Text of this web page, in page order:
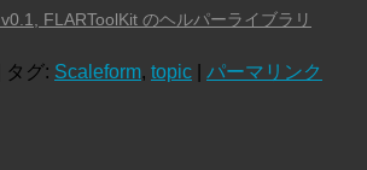
FLARToolKit のヘルパーライブラリ
| タグ: Scaleform, topic パーマリンク